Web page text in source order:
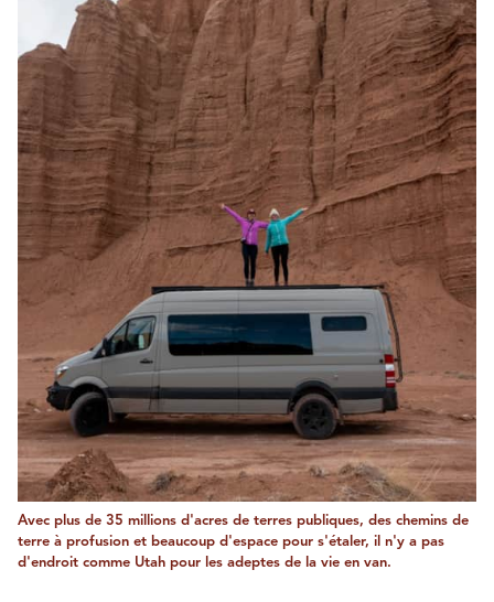
Avec plus de 35 millions d'acres de terres publiques, des chemins de
terre à profusion et beaucoup d'espace pour s'étaler, il n'y a pas
d'endroit comme Utah pour les adeptes de la vie en van.